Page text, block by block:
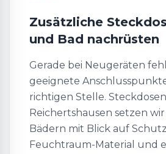
Zusätzliche
und Bad nachrüsten
Gerade bei Neugeräten
geeignete
richtigen Stelle.
Reichertshausen setzen
Bädern mit Blick auf
Feuchtraum-Material und